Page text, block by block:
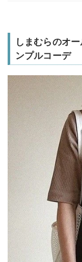
しまむらのオ
ンプルコーデ